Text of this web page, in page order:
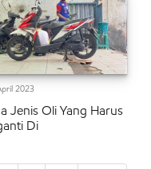
2023
Jenis Oli Yang Harus
Di